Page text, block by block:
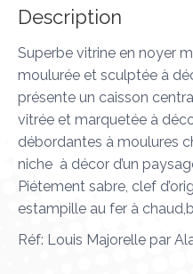
Description
Superbe vitrine en noyer
moulurée et sculptée à
présente un caisson
vitrée et marquetée à
débordantes à moulures
niche à décor d’un
Piétement sabre, clef
estampille au fer à
Réf: Louis Majorelle par